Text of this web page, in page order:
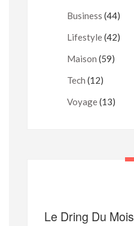
Business (44)
Lifestyle(42)
Maison (59)
Tech (12)
Voyage(13)
Le Dring Du Mois